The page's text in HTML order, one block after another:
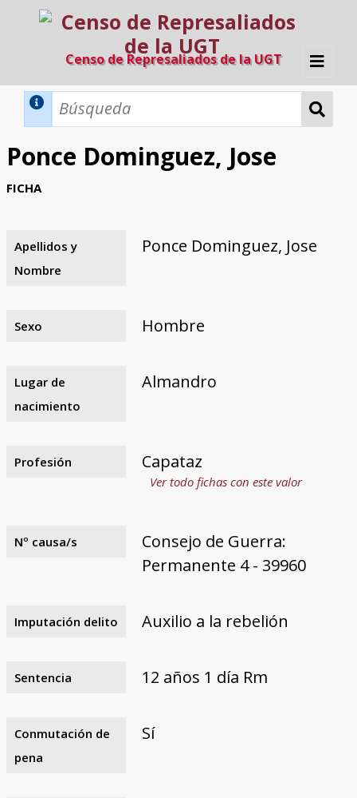
Censo de Represaliados de la UGT
Inicio
Búsqueda Dinámica
Búsqueda Avanzada
Razones y objetivos
El equipo
Colaboradores
Fuentes documentales
Ponce Dominguez, Jose
FICHA
Apellidos y
Nombre
Ponce Dominguez, Jose
Sexo Hombre
Lugar de
nacimiento
Almandro
Profesión Capataz
Ver todo fichas con este valor
Nº causa/s
Consejo de Guerra:
Permanente 4 - 39960
Imputación delito Auxilio a la rebelión
Sentencia 12 años 1 día Rm
Conmutación de
pena
Sí